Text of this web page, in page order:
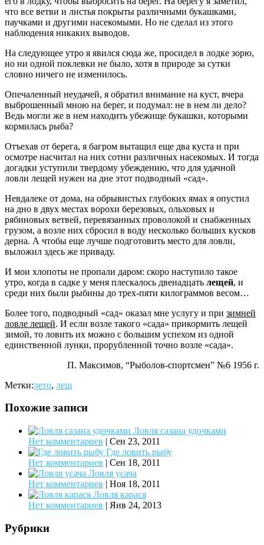
что все ветви и листья покрыты различными букашками,
паучками и другими на­секомыми. Но не сделал из этого
наблюдения никаких выводов.
На следующее утро я явился сюда же, просидел в лодке зорю,
но ни одной поклевки не было, хотя в природе за сутки
словно ничего не изменилось.
Опечаленный неудачей, я обратил внимание на куст, вчера
выброшенный мною на берег, и подумал: не в нем ли дело?
Ведь могли же в нем находить убежище букашки, которыми
кормилась рыба?
Отъехав от берега, я багром вытащил еще два куста и при
осмотре насчитал на них сотни различных насекомых. И тогда
догадки уступили твердому убеждению, что для удачной
ловли лещей нужен на дне этот подводный «сад».
Невдалеке от дома, на обрывистых глубоких ямах я опустил
на дно в двух местах ворохи березовых, ольховых и
рябиновых ветвей, перевязанных проволокой и снабженных
грузом, а возле них сбросил в воду несколько больших кусков
дерна. А чтобы еще лучше подготовить место для ловли,
выложил здесь же приваду.
И мои хлопоты не пропали даром: скоро наступило такое
утро, когда в садке у меня плескалось двенадцать лещей, и
среди них были рыбины до трех-пяти килограммов весом…
Более того, подводный «сад» оказал мне услугу и при зимней
ловле лещей. И если возле такого «сада» прикормить лещей
зи­мой, то ловить их можно с большим успехом из одной
единственной лунки, прорубленной точно возле «сада».
П. Максимов, “Рыболов-спортсмен” №6 1956 г.
Метки:лето, лещ
Похожие записи
Ловля сазана удочками
Нет комментариев | Сен 23, 2011
Где ловить рыбу
Нет комментариев | Сен 18, 2011
Ловля усача
Нет комментариев | Ноя 18, 2011
Ловля карася
Нет комментариев | Янв 24, 2013
Рубрики